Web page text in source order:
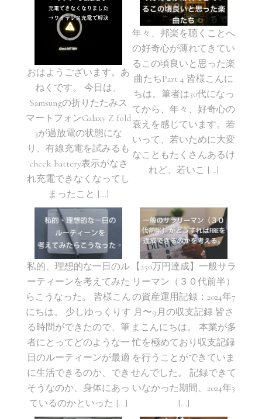
おはようございます。あ
ねくです。 今日は、
Samsungの折りたたみス
マートフォンGalaxy Z fold
3が過放電の状態にな
り、有線充電を試みるも
check battery表示がなさ
れ充電できなくなってし
まったこと […]
年々、邦楽を聴くことへ
の好奇心が薄れてきてい
るこの頃良いと思った楽
曲たちPart 4 皆様こんに
ちは。筆者は30代になっ
てから、年々、好奇心の
衰えを感じています。若
いって、若いために大変
なこともたくさんあるけ
れど、若いこ […]
私的、理想的な一日のル
ーティーンを考えてみた
らこうなった。 皆様こん
にちは。 少しゆっくりす
る時間ができたので、筆
者にとってどのような一
日のルーティーンが最適
に生活できるのか、でき
そうなのか、身体にあっ
ているのかといった […]
【250万円達成】一般サラ
リーマン（３０代前半）
の資産運用記録：2024年7
月〜9月の収支記録 皆さ
まこんにちは。 本業が多
忙を極めており収支記録
を行うことができていま
せんでした。 記録できて
いなかった期間、2024年3
[…]